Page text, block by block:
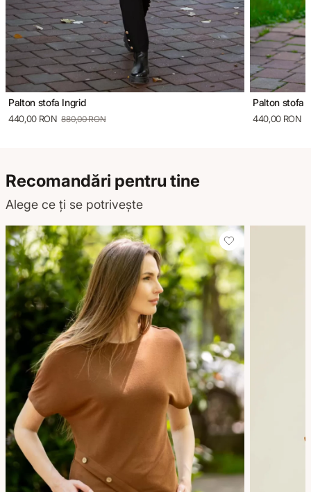
Palton stofa Ingrid
440,00 RON 880,00 RON
Palton stofa
440,00 RON
Recomandări pentru tine
Alege ce ți se potrivește